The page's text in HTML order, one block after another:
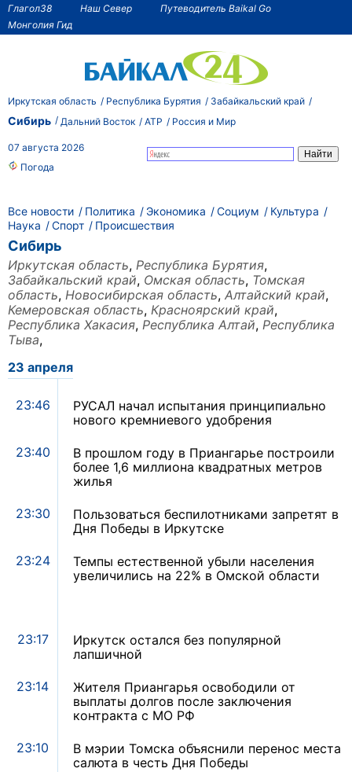
Глагол38 Наш Север
Путеводитель Baikal Go
Монголия Гид
Иркутская область Республика Бурятия Забайкальский край
Сибирь Дальний Восток АТР Россия и Мир
07 августа 2026
Погода
Все новости Политика Экономика Социум
Культура
Наука
Спорт Происшествия
Сибирь
Иркутская область, Республика Бурятия,
Забайкальский край, Омская область, Томская
область, Новосибирская область, Алтайский край,
Кемеровская область, Красноярский край,
Республика Хакасия, Республика Алтай, Республика
Тыва,
23 апреля
23:46
РУСАЛ начал испытания принципиально
нового кремниевого удобрения
23:40
В прошлом году в Приангарье построили
более 1,6 миллиона квадратных метров
жилья
23:30
Пользоваться беспилотниками запретят в
Дня Победы в Иркутске
23:24
Темпы естественной убыли населения
увеличились на 22% в Омской области
23:17
Иркутск остался без популярной
лапшичной
23:14
Жителя Приангарья освободили от
выплаты долгов после заключения
контракта с МО РФ
23:10
В мэрии Томска объяснили перенос места
салюта в честь Дня Победы